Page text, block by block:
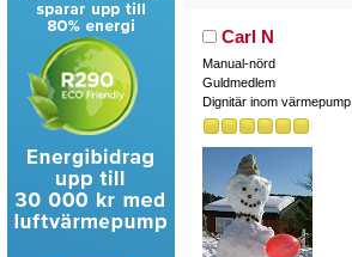
Carl N
Manual-nörd
Guldmedlem
Dignitär inom värmepump